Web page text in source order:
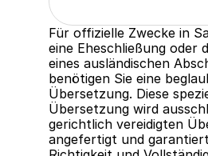
Für offizielle Zwecke in
eine Eheschließung oder
eines ausländischen
benötigen Sie eine
Übersetzung. Diese
Übersetzung wird
gerichtlich vereidigten
angefertigt und